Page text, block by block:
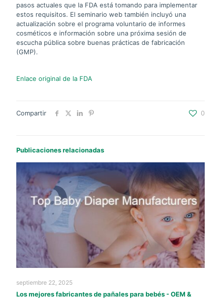
pasos actuales que la FDA está tomando para implementar
estos requisitos. El seminario web también incluyó una
actualización sobre el programa voluntario de informes
cosméticos e información sobre una próxima sesión de
escucha pública sobre buenas prácticas de fabricación
(GMP).
Enlace original de la FDA
Compartir 0
Publicaciones relacionadas
septiembre 22, 2025
Los mejores fabricantes de pañales para bebés - OEM &